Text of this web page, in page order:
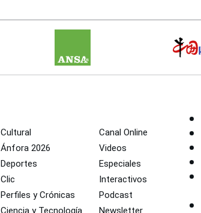
Cultural
Ánfora 2026
Deportes
Clic
Perfiles y Crónicas
Ciencia y Tecnología
Canal Online
Videos
Especiales
Interactivos
Podcast
Newsletter